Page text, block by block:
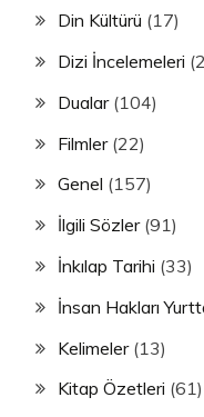
Din Kültürü (17)
Dizi İncelemeleri
Dualar(104)
Filmler(22)
Genel (157)
İlgili Sözler(91)
İnkılap Tarihi (33)
İnsan Hakları
Kelimeler(13)
Kitap Özetleri (61)